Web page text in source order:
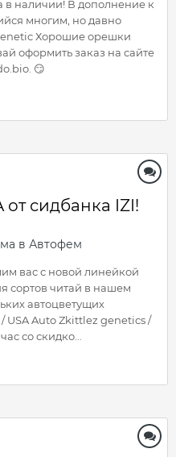
в наличии! В дополнение к
многим, но давно
Хорошие орешки
оформить заказ на сайте
😏
сидбанка IZI!
в Автофем
вас с новой линейкой
сортов читай в нашем
автоцветущих
USA Auto Zkittlez genetics /
со скидко...